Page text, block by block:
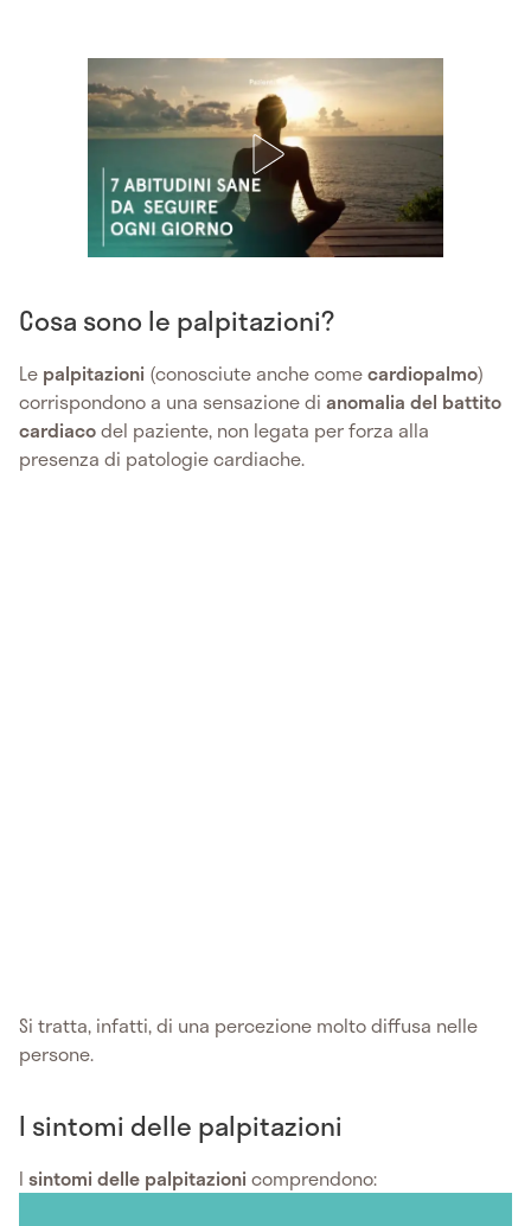
Cosa sono le palpitazioni?
Le palpitazioni (conosciute anche comecardiopalmo)
corrispondono a una sensazione di anomalia del battito
cardiacodel paziente, non legata per forza alla
presenza di patologie cardiache.
Si tratta, infatti, di una percezione molto diffusa nelle
persone.
I sintomi delle palpitazioni
I sintomi delle palpitazionicomprendono: